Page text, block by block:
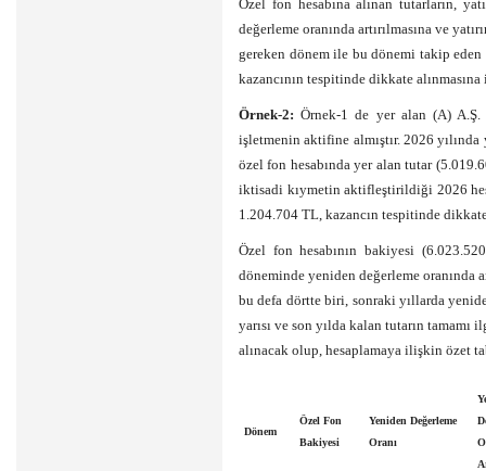
Özel fon hesabına alınan tutarların,
değerleme oranında artırılmasına ve
gereken dönem ile bu dönemi takip
kazancının tespitinde dikkate
Örnek-2: Örnek-1 de yer alan (A) A.Ş.
işletmenin aktifine almıştır. 2026 yılında
özel fon hesabında yer alan tutar
iktisadi kıymetin aktifleştirildiği 2026
1.204.704 TL, kazancın tespitinde
Özel fon hesabının bakiyesi
döneminde yeniden değerleme oranında
bu defa dörtte biri, sonraki yıllarda
yarısı ve son yılda kalan tutarın
alınacak olup, hesaplamaya ilişkin özet
Dönem
Özel Fon
Bakiyesi
Yeniden Değerleme
Oranı